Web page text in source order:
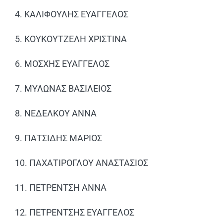
4. ΚΑΛΙΦΟΥΛΗΣ ΕΥΑΓΓΕΛΟΣ
5. ΚΟΥΚΟΥΤΖΕΛΗ ΧΡΙΣΤΙΝΑ
6. ΜΟΣΧΗΣ ΕΥΑΓΓΕΛΟΣ
7. ΜΥΛΩΝΑΣ ΒΑΣΙΛΕΙΟΣ
8. ΝΕΔΕΛΚΟΥ ΑΝΝΑ
9. ΠΑΤΣΙΔΗΣ ΜΑΡΙΟΣ
10. ΠΑΧΑΤΙΡΟΓΛΟΥ ΑΝΑΣΤΑΣΙΟΣ
11. ΠΕΤΡΕΝΤΣΗ ΑΝΝΑ
12. ΠΕΤΡΕΝΤΣΗΣ ΕΥΑΓΓΕΛΟΣ